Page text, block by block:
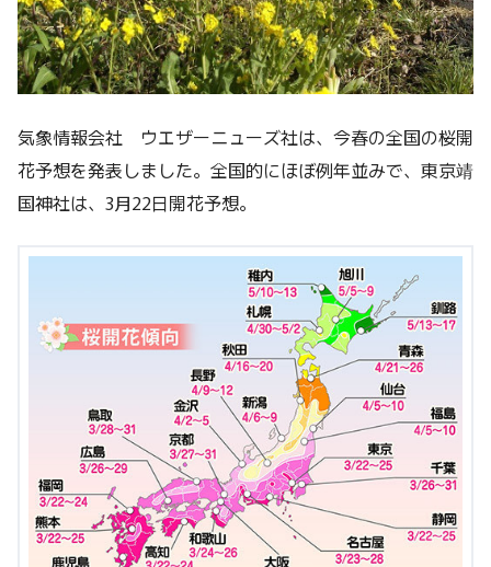
気象情報会社 ウエザーニューズ社は、今春の全国の桜開
花予想を発表しました。全国的にほぼ例年並みで、東京靖
国神社は、3月22日開花予想。